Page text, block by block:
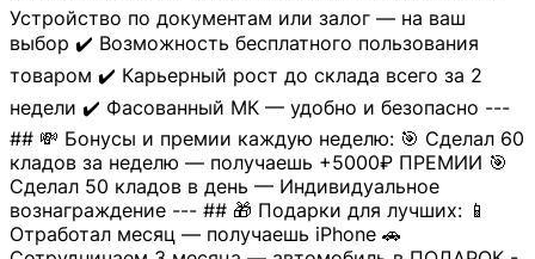
Устройство по документам или залог — на ваш
выбор ✔️ Возможность бесплатного пользования
товаром ✔️ Карьерный рост до склада всего за 2
недели ✔️ Фасованный МК — удобно и безопасно ---
## 💸 Бонусы и премии каждую неделю: 🎯 Сделал 60
кладов за неделю — получаешь +5000₽ ПРЕМИИ 🎯
Сделал 50 кладов в день — Индивидуальное
вознаграждение --- ## 🎁 Подарки для лучших: 📱
Отработал месяц — получаешь iPhone 🚗